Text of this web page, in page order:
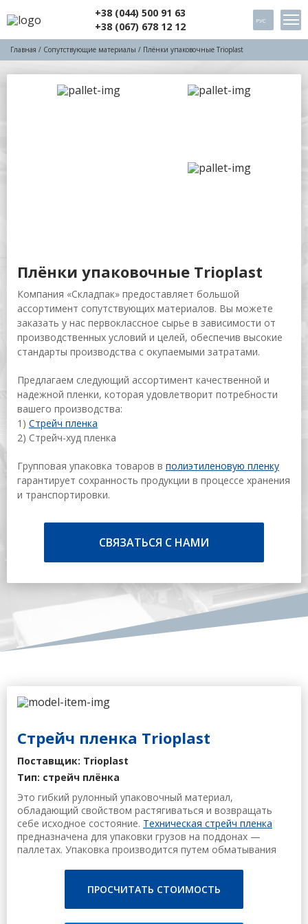
+38 (044) 500 91 63
+38 (067) 678 12 12
РУС
Главная / Сопутствующие материалы / Плёнки упаковочные Trioplast
Плёнки упаковочные Trioplast
Компания «Складпак» предоставляет большой
ассортимент сопутствующих материалов. Вы можете
заказать у нас первоклассное сырье в зависимости от
производственных условий и целей, обеспечив высокие
стандарты производства с окупаемыми затратами.
Предлагаем следующий ассортимент качественной и
надежной пленки, которая удовлетворит потребности
вашего производства:
1) Cтрейч пленка
2) Cтрейч-худ пленка
Групповая упаковка товаров в полиэтиленовую пленку
гарантирует сохранность продукции в процессе хранения
и транспортировки.
СВЯЗАТЬСЯ С НАМИ
Стрейч пленка Trioplast
Поставщик: Trioplast
Тип: стрейч плёнка
Это гибкий рулонный упаковочный материал,
обладающий свойством растягиваться и возвращать
себе исходное состояние. Техническая стрейч пленка
предназначена для упаковки грузов на поддонах —
паллетах. Упаковка производится путем обматывания
областях промышленности и торговле.
- способность растягиваться и затем сжиматься, стрейч-
ПРОСЧИТАТЬ СТОИМОСТЬ